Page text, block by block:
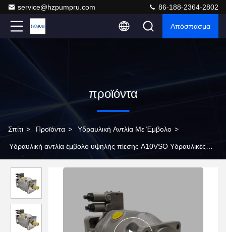
service@hzpumpru.com 86-188-2364-2802
Απόσπασμα
προϊόντα
Σπίτι > Προϊόντα > Υδραυλική Αντλία Με Έμβολο >
Υδραυλική αντλία έμβολο υψηλής πίεσης A10VSO Υδραυλικές